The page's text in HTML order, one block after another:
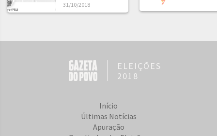
31/10/2018
ELEIÇÕES
2018
Início
Últimas Notícias
Apuração